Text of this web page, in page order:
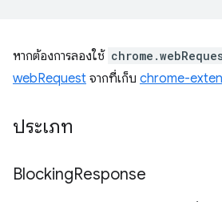
หากต้องการลองใช้
webRequest จากที่เก็บ chrome-
ประเภท
BlockingResponse